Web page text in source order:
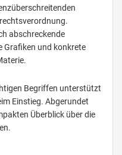
abschreckende
Grafiken und konkrete
Begriffen unterstützt
Einstieg. Abgerundet
Überblick über die